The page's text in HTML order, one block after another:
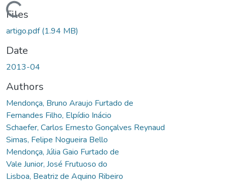
Files
artigo.pdf(1.94 MB)
Date
2013-04
Authors
Mendonça, Bruno Araujo Furtado de
Fernandes Filho, Elpídio Inácio
Schaefer, Carlos Ernesto Gonçalves Reynaud
Simas, Felipe Nogueira Bello
Mendonça, Júlia Gaio Furtado de
Vale Junior, José Frutuoso do
Lisboa, Beatriz de Aquino Ribeiro